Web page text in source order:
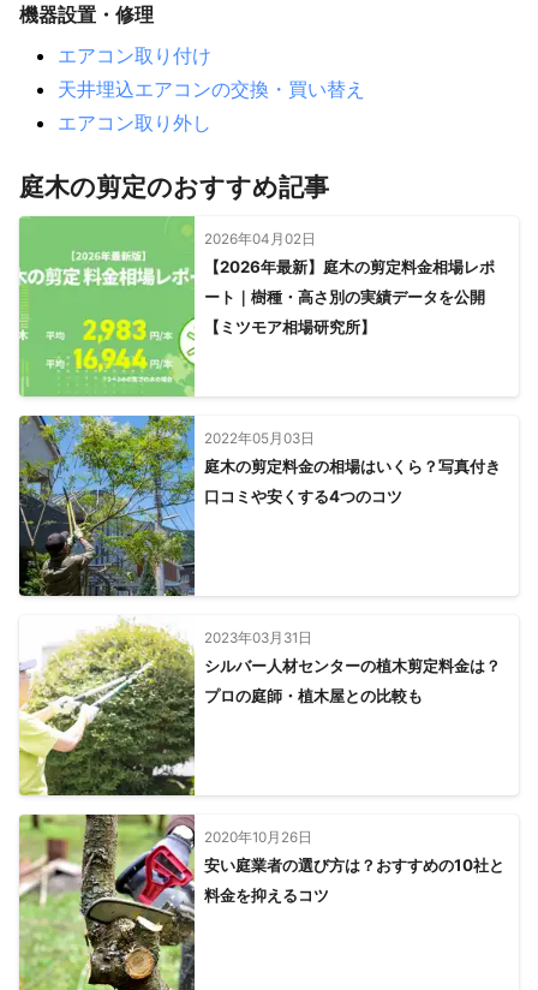
機器設置・修理
エアコン取り付け
天井埋込エアコンの交換・買い替え
エアコン取り外し
庭木の剪定のおすすめ記事
2026年04月02日
【2026年最新】庭木の剪定料金相場レポ
ート｜樹種・高さ別の実績データを公開
【ミツモア相場研究所】
2022年05月03日
庭木の剪定料金の相場はいくら？写真付き
口コミや安くする4つのコツ
2023年03月31日
シルバー人材センターの植木剪定料金は？
プロの庭師・植木屋との比較も
2020年10月26日
安い庭業者の選び方は？おすすめの10社と
料金を抑えるコツ